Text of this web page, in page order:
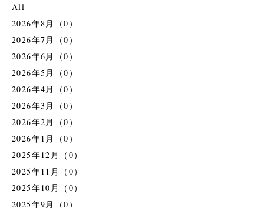
All
2026年8月（0）
2026年7月（0）
2026年6月（0）
2026年5月（0）
2026年4月（0）
2026年3月（0）
2026年2月（0）
2026年1月（0）
2025年12月（0）
2025年11月（0）
2025年10月（0）
2025年9月（0）